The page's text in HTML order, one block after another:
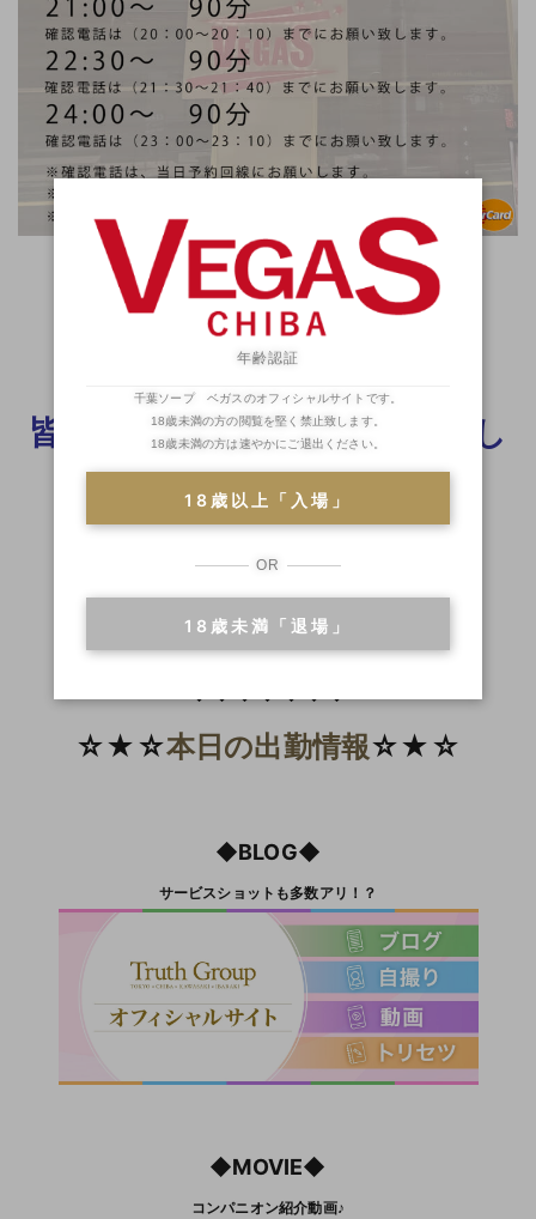
詳細なシステムはコチラ
皆様のご指名ご来店、お待ちし
ております☆
コチラも併せてご覧ください♪
↓↓↓↓↓↓↓
☆★☆本日の出勤情報☆★☆
◆BLOG◆
サービスショットも多数アリ！？
◆MOVIE◆
コンパニオン紹介動画♪
年齢認証
千葉ソープ ベガスのオフィシャルサイトです。
18歳未満の方の閲覧を堅く禁止致します。
18歳未満の方は速やかにご退出ください。
18歳以上「入場」
OR
18歳未満「退場」